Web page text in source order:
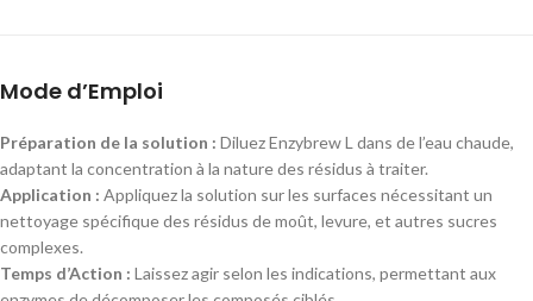
Mode d’Emploi
Préparation de la solution : Diluez Enzybrew L dans de l’eau chaude,
adaptant la concentration à la nature des résidus à traiter.
Application : Appliquez la solution sur les surfaces nécessitant un
nettoyage spécifique des résidus de moût, levure, et autres sucres
complexes.
Temps d’Action : Laissez agir selon les indications, permettant aux